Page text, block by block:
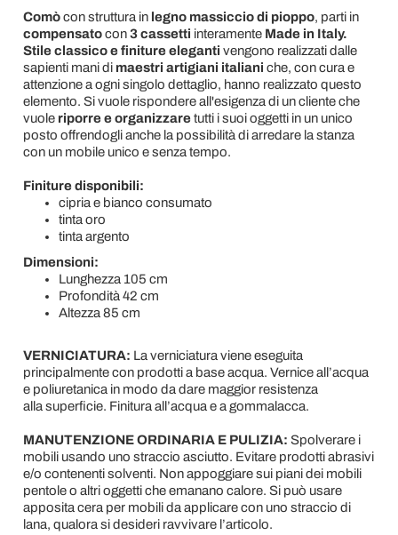
Comòcon struttura in legno massiccio di pioppo, parti in
compensatocon3 cassetti interamente Made in Italy.
Stile classico e finiture eleganti vengono realizzati dalle
sapienti mani di maestri artigiani italiani che, con cura e
attenzione a ogni singolo dettaglio, hanno realizzato questo
elemento. Si vuole rispondere all'esigenza di un cliente che
vuole riporre e organizzaretutti i suoi oggetti in un unico
posto offrendogli anche la possibilità di arredare la stanza
con un mobile unico e senza tempo.
Finiture disponibili:
cipria e bianco consumato
tinta oro
tinta argento
Dimensioni:
Lunghezza 105 cm
Profondità 42 cm
Altezza 85 cm
VERNICIATURA: La verniciatura viene eseguita
principalmente con prodotti a base acqua. Vernice all’acqua
e poliuretanica in modo da dare maggior resistenza
alla superficie. Finitura all’acqua e a gommalacca.
MANUTENZIONE ORDINARIA E PULIZIA: Spolverare i
mobili usando uno straccio asciutto. Evitare prodotti abrasivi
e/o contenenti solventi. Non appoggiare sui piani dei mobili
pentole o altri oggetti che emanano calore. Si può usare
apposita cera per mobili da applicare con uno straccio di
lana, qualora si desideri ravvivare l’articolo.